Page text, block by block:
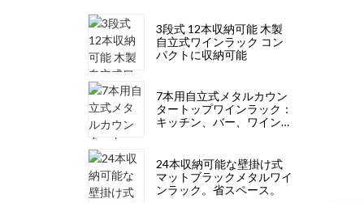
3段式 12本収納可能 木製
自立式ワインラック コン
パクトに収納可能
7本用自立式メタルカウン
タートップワインラック：
キッチン、バー、ワインセ
24本収納可能な壁掛け式
マットブラックメタルワイ
ンラック。省スペース。